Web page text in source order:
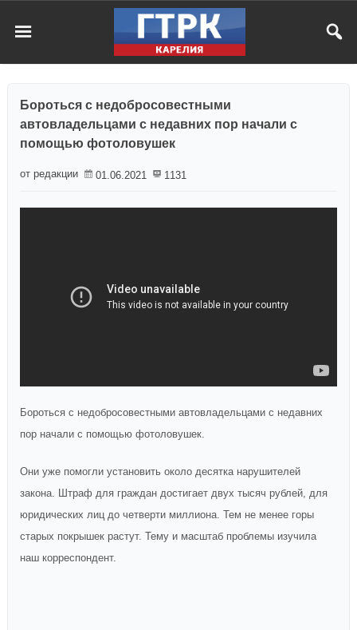
Бороться с недобросовестными
автовладельцами с недавних пор начали с
помощью фотоловушек
от редакции 01.06.2021 1131
Бороться с недобросовестными автовладельцами с недавних
пор начали с помощью фотоловушек.
Они уже помогли установить около десятка нарушителей
закона. Штраф для граждан достигает двух тысяч рублей, для
юридических лиц до четверти миллиона. Тем не менее горы
старых покрышек растут. Тему и масштаб проблемы изучила
наш корреспондент.